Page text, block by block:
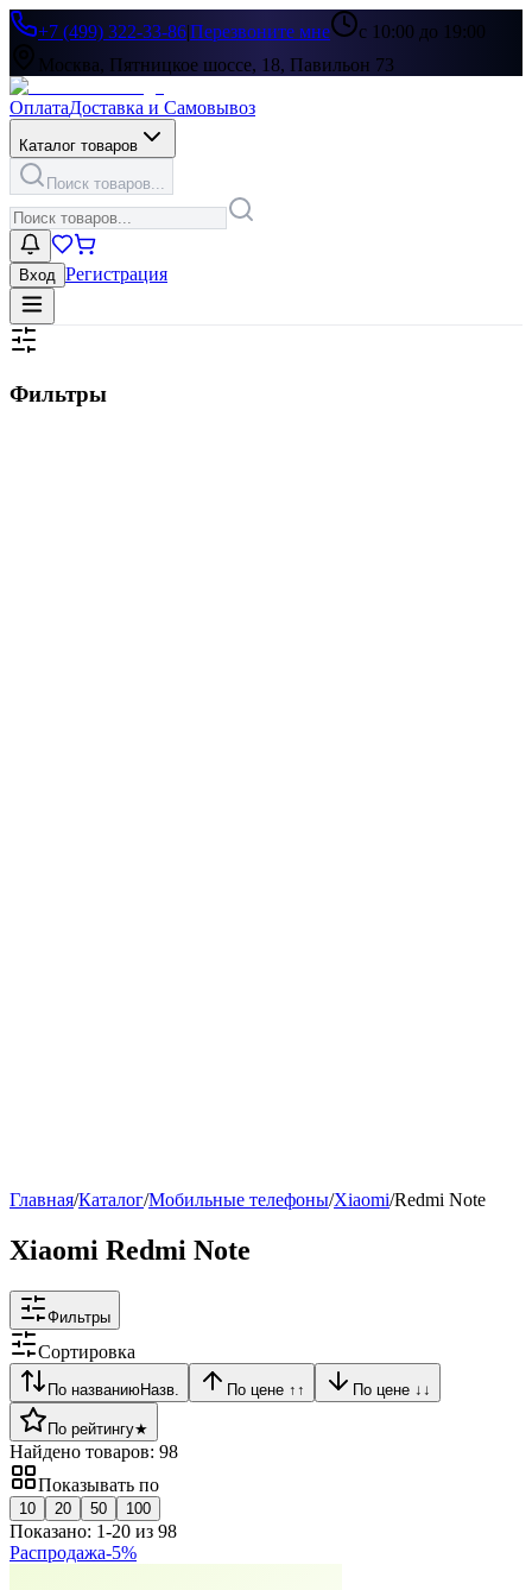
+7 (499) 322-33-86|Перезвоните мне
с 10:00 до 19:00
Москва, Пятницкое шоссе, 18, Павильон 73
ОплатаДоставка и Самовывоз
Каталог товаров
Поиск товаров...
Вход Регистрация
Фильтры
Главная/Каталог/Мобильные телефоны/Xiaomi/Redmi Note
Xiaomi Redmi Note
Фильтры
Сортировка
По названиюНазв. По цене ↑ ↑ По цене ↓ ↓
По рейтингу★
Найдено товаров: 98
Показывать по
10 20 50 100
Показано: 1-20 из 98
Распродажа-5%